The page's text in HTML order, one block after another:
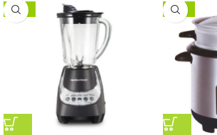
-17% -11%